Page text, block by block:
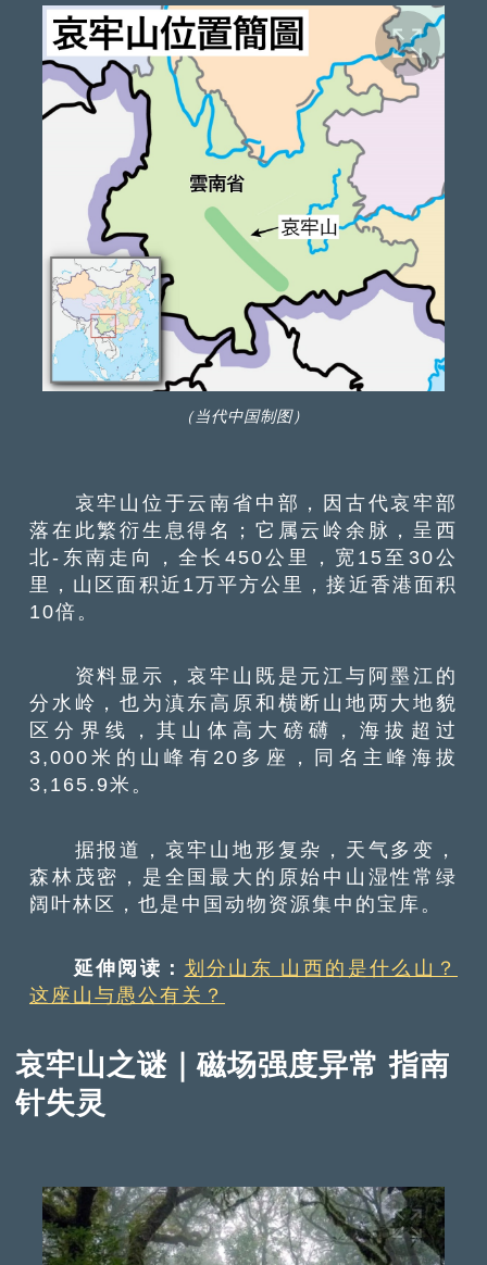
（当代中国制图）
哀牢山位于云南省中部，因古代哀牢部
落在此繁衍生息得名；它属云岭余脉，呈西
北-东南走向，全长450公里，宽15至30公
里，山区面积近1万平方公里，接近香港面积
10倍。
资料显示，哀牢山既是元江与阿墨江的
分水岭，也为滇东高原和横断山地两大地貌
区分界线，其山体高大磅礴，海拔超过
3,000米的山峰有20多座，同名主峰海拔
3,165.9米。
据报道，哀牢山地形复杂，天气多变，
森林茂密，是全国最大的原始中山湿性常绿
阔叶林区，也是中国动物资源集中的宝库。
延伸阅读： 划分山东 山西的是什么山？
这座山与愚公有关？
哀牢山之谜｜磁场强度异常 指南
针失灵